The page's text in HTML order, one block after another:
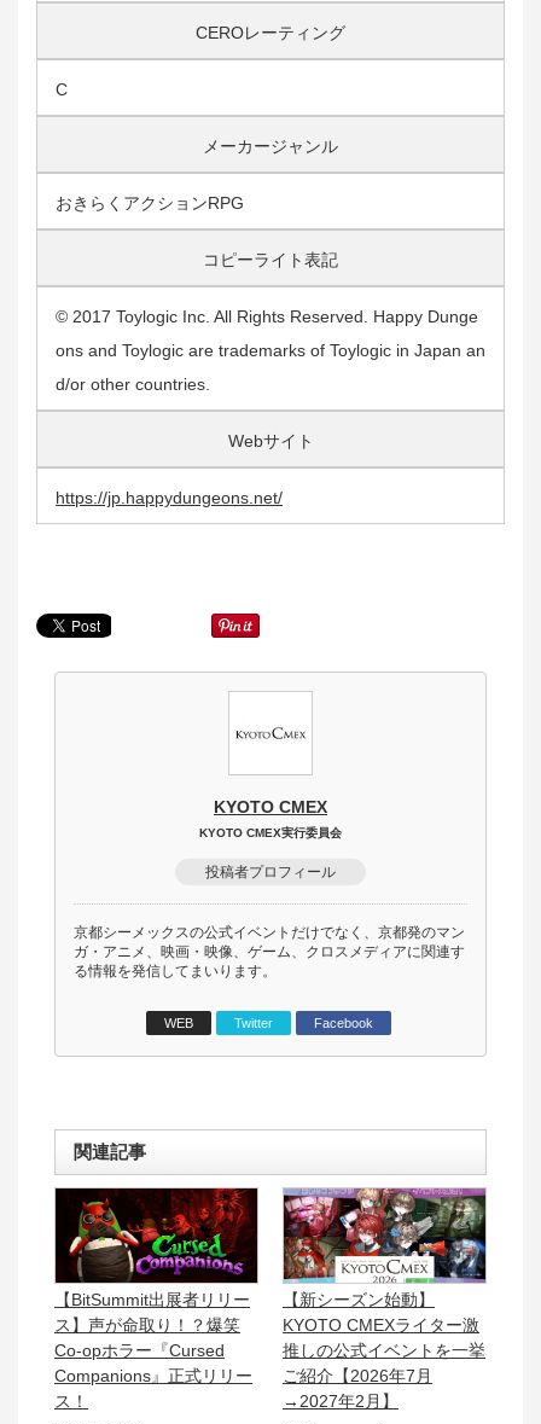
CEROレーティング
C
メーカージャンル
おきらくアクションRPG
コピーライト表記
© 2017 Toylogic Inc. All Rights Reserved. Happy Dunge
ons and Toylogic are trademarks of Toylogic in Japan an
d/or other countries.
Webサイト
https://jp.happydungeons.net/
KYOTO CMEX
KYOTO CMEX実行委員会
投稿者プロフィール
京都シーメックスの公式イベントだけでなく、京都発のマン
ガ・アニメ、映画・映像、ゲーム、クロスメディアに関連す
る情報を発信してまいります。
WEB Twitter Facebook
関連記事
【BitSummit出展者リリー
ス】声が命取り！？爆笑
Co-opホラー『Cursed
Companions』正式リリー
ス！
【新シーズン始動】
KYOTO CMEXライター激
推しの公式イベントを一挙
ご紹介【2026年7月
→2027年2月】